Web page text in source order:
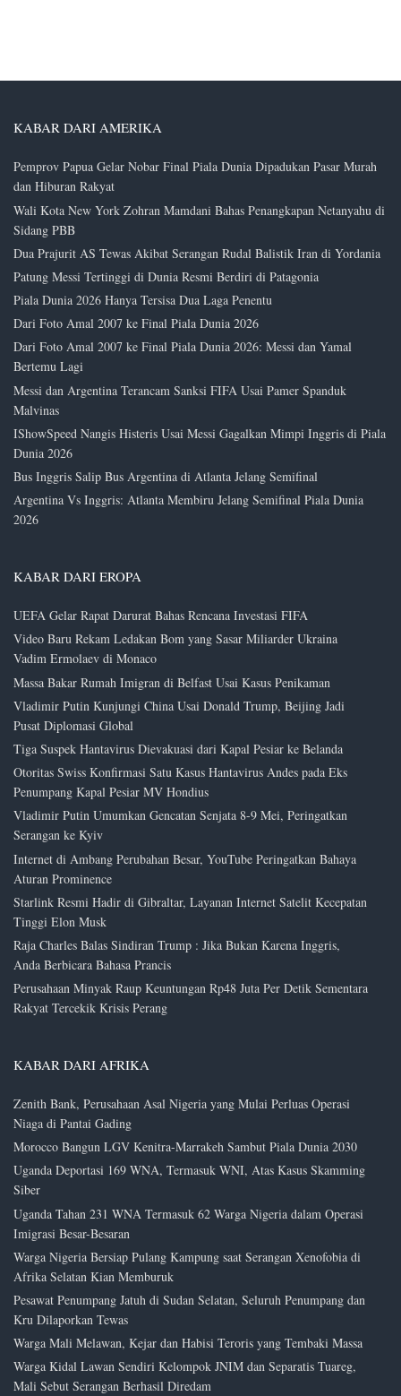
KABAR DARI AMERIKA
Pemprov Papua Gelar Nobar Final Piala Dunia Dipadukan Pasar Murah
dan Hiburan Rakyat
Wali Kota New York Zohran Mamdani Bahas Penangkapan Netanyahu di
Sidang PBB
Dua Prajurit AS Tewas Akibat Serangan Rudal Balistik Iran di Yordania
Patung Messi Tertinggi di Dunia Resmi Berdiri di Patagonia
Piala Dunia 2026 Hanya Tersisa Dua Laga Penentu
Dari Foto Amal 2007 ke Final Piala Dunia 2026
Dari Foto Amal 2007 ke Final Piala Dunia 2026: Messi dan Yamal
Bertemu Lagi
Messi dan Argentina Terancam Sanksi FIFA Usai Pamer Spanduk
Malvinas
IShowSpeed Nangis Histeris Usai Messi Gagalkan Mimpi Inggris di Piala
Dunia 2026
Bus Inggris Salip Bus Argentina di Atlanta Jelang Semifinal
Argentina Vs Inggris: Atlanta Membiru Jelang Semifinal Piala Dunia
2026
KABAR DARI EROPA
UEFA Gelar Rapat Darurat Bahas Rencana Investasi FIFA
Video Baru Rekam Ledakan Bom yang Sasar Miliarder Ukraina
Vadim Ermolaev di Monaco
Massa Bakar Rumah Imigran di Belfast Usai Kasus Penikaman
Vladimir Putin Kunjungi China Usai Donald Trump, Beijing Jadi
Pusat Diplomasi Global
Tiga Suspek Hantavirus Dievakuasi dari Kapal Pesiar ke Belanda
Otoritas Swiss Konfirmasi Satu Kasus Hantavirus Andes pada Eks
Penumpang Kapal Pesiar MV Hondius
Vladimir Putin Umumkan Gencatan Senjata 8-9 Mei, Peringatkan
Serangan ke Kyiv
Internet di Ambang Perubahan Besar, YouTube Peringatkan Bahaya
Aturan Prominence
Starlink Resmi Hadir di Gibraltar, Layanan Internet Satelit Kecepatan
Tinggi Elon Musk
Raja Charles Balas Sindiran Trump : Jika Bukan Karena Inggris,
Anda Berbicara Bahasa Prancis
Perusahaan Minyak Raup Keuntungan Rp48 Juta Per Detik Sementara
Rakyat Tercekik Krisis Perang
KABAR DARI AFRIKA
Zenith Bank, Perusahaan Asal Nigeria yang Mulai Perluas Operasi
Niaga di Pantai Gading
Morocco Bangun LGV Kenitra-Marrakeh Sambut Piala Dunia 2030
Uganda Deportasi 169 WNA, Termasuk WNI, Atas Kasus Skamming
Siber
Uganda Tahan 231 WNA Termasuk 62 Warga Nigeria dalam Operasi
Imigrasi Besar-Besaran
Warga Nigeria Bersiap Pulang Kampung saat Serangan Xenofobia di
Afrika Selatan Kian Memburuk
Pesawat Penumpang Jatuh di Sudan Selatan, Seluruh Penumpang dan
Kru Dilaporkan Tewas
Warga Mali Melawan, Kejar dan Habisi Teroris yang Tembaki Massa
Warga Kidal Lawan Sendiri Kelompok JNIM dan Separatis Tuareg,
Mali Sebut Serangan Berhasil Diredam